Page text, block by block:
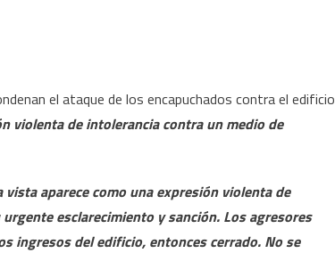
el ataque de los encapuchados contra el edificio
violenta de intolerancia contra un medio de
aparece como una expresión violenta de
esclarecimiento y sanción. Los agresores
ingresos del edificio, entonces cerrado. No se